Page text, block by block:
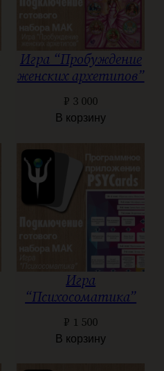
Игра “Пробуждение
женских архетипов”
₽ 3 000
В корзину
Игра
“Психосоматика”
₽ 1 500
В корзину